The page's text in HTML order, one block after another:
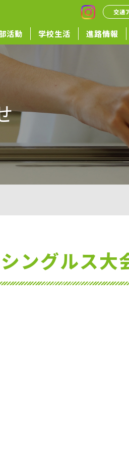
交通
活動 学校生活 進路情報
ングルス大